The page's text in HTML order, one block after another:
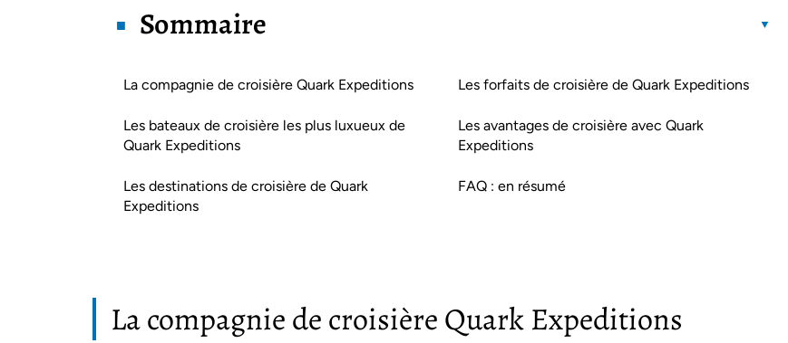
Sommaire
La compagnie de croisière Quark Expeditions
Les bateaux de croisière les plus luxueux de
Quark Expeditions
Les destinations de croisière de Quark
Expeditions
Les forfaits de croisière de Quark Expeditions
Les avantages de croisière avec Quark
Expeditions
FAQ : en résumé
La compagnie de croisière Quark Expeditions